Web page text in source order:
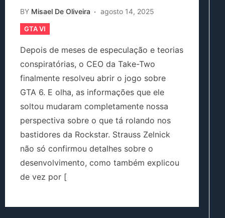
BY Misael De Oliveira agosto 14, 2025
GTA VI
Depois de meses de especulação e teorias
conspiratórias, o CEO da Take-Two
finalmente resolveu abrir o jogo sobre
GTA 6. E olha, as informações que ele
soltou mudaram completamente nossa
perspectiva sobre o que tá rolando nos
bastidores da Rockstar. Strauss Zelnick
não só confirmou detalhes sobre o
desenvolvimento, como também explicou
de vez por [